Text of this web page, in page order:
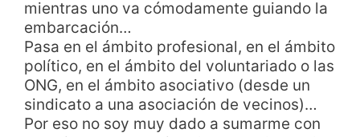
mientras uno va cómodamente guiando la
embarcación…
Pasa en el ámbito profesional, en el ámbito
político, en el ámbito del voluntariado o las
ONG, en el ámbito asociativo (desde un
sindicato a una asociación de vecinos)…
Por eso no soy muy dado a sumarme con